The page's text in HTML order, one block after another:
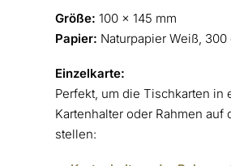
Größe: 100 x 145 mm
Papier: Naturpapier Weiß, 300
Einzelkarte:
Perfekt, um die Tischkarten in
Kartenhalter oder Rahmen auf
stellen: